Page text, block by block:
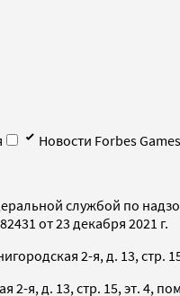
Новости Forbes Games
службой по
от 23 декабря 2021 г.
2-я, д. 13, стр.
2-я, д. 13, стр. 15, эт. 4,